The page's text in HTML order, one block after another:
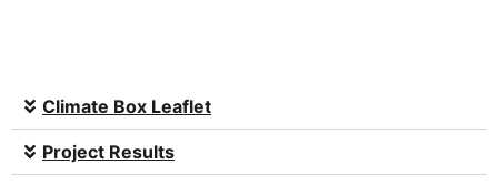
Climate Box Leaflet
Project Results